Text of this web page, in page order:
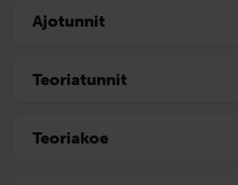
Ajotunnit
Teoriatunnit
Teoriakoe